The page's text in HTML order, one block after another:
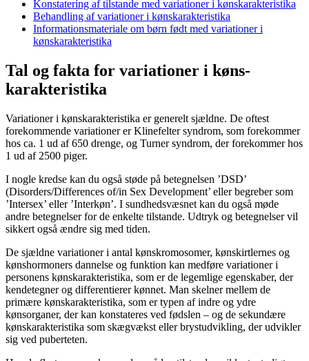
Konstatering af tilstande med variationer i kønskarakteristika
Behandling af variationer i kønskarakteristika
Informationsmateriale om børn født med variationer i
kønskarakteristika
Tal og fakta for variationer i køns­
karakteristika
Variationer i kønskarakteristika er generelt sjældne. De oftest
forekommende variationer er Klinefelter syndrom, som forekommer
hos ca. 1 ud af 650 drenge, og Turner syndrom, der forekommer hos
1 ud af 2500 piger.
I nogle kredse kan du også støde på betegnelsen ’DSD’
(Disorders/Differences of/in Sex Development’ eller begreber som
’Intersex’ eller ’Interkøn’. I sundhedsvæsnet kan du også møde
andre betegnelser for de enkelte tilstande. Udtryk og betegnelser vil
sikkert også ændre sig med tiden.
De sjældne variationer i antal kønskromosomer, kønskirtlernes og
kønshormoners dannelse og funktion kan medføre variationer i
personens kønskarakteristika, som er de legemlige egenskaber, der
kendetegner og differentierer kønnet. Man skelner mellem de
primære kønskarakteristika, som er typen af indre og ydre
kønsorganer, der kan konstateres ved fødslen – og de sekundære
kønskarakteristika som skægvækst eller brystudvikling, der udvikler
sig ved puberteten.